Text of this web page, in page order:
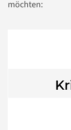
möchten: